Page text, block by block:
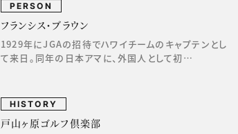
PERSON
フランシス・ブラウン
1929年にJGAの招待でハワイチームのキャプテンとし
て来日。同年の日本アマに、外国人として初…
HISTORY
戸山ヶ原ゴルフ倶楽部